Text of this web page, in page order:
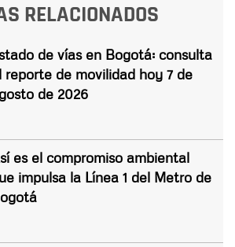
RELACIONADOS
de vías en Bogotá: consulta
reporte de movilidad hoy 7 de
de 2026
es el compromiso ambiental
impulsa la Línea 1 del Metro de